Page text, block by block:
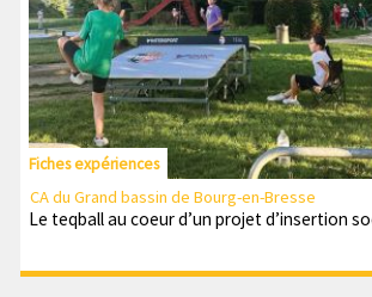
Fiches expériences
CA du Grand bassin de Bourg-en-Bresse
Le teqball au coeur d’un projet d’insertion